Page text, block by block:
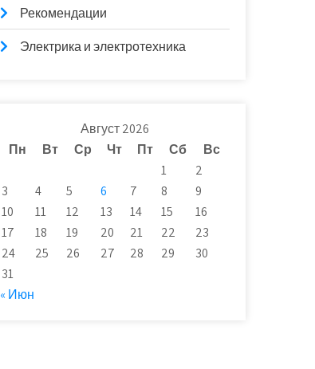
Рекомендации
Электрика и электротехника
Август 2026
Пн
Вт Ср Чт Пт Сб
Вс
1
2
3
4 5 6 7 8
9
10
11 12 13 14 15
16
17
18 19 20 21 22
23
24
25 26 27 28 29
30
31
« Июн